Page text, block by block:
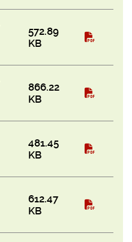
572.89
KB
866.22
KB
481.45
KB
612.47
KB